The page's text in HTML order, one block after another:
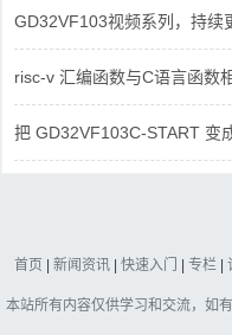
GD32VF103视频系列，持续
risc-v 汇编函数与C语言函数
把 GD32VF103C-START 变
首页 | 新闻资讯 | 快速入门 | 专栏 |
本站所有内容仅供学习和交流，如